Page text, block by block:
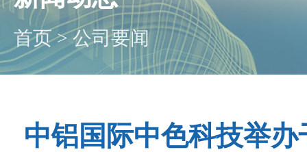
首页>公司要闻
中铝国际中色科技举